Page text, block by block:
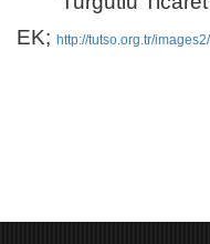
EK; http://tutso.org.tr/